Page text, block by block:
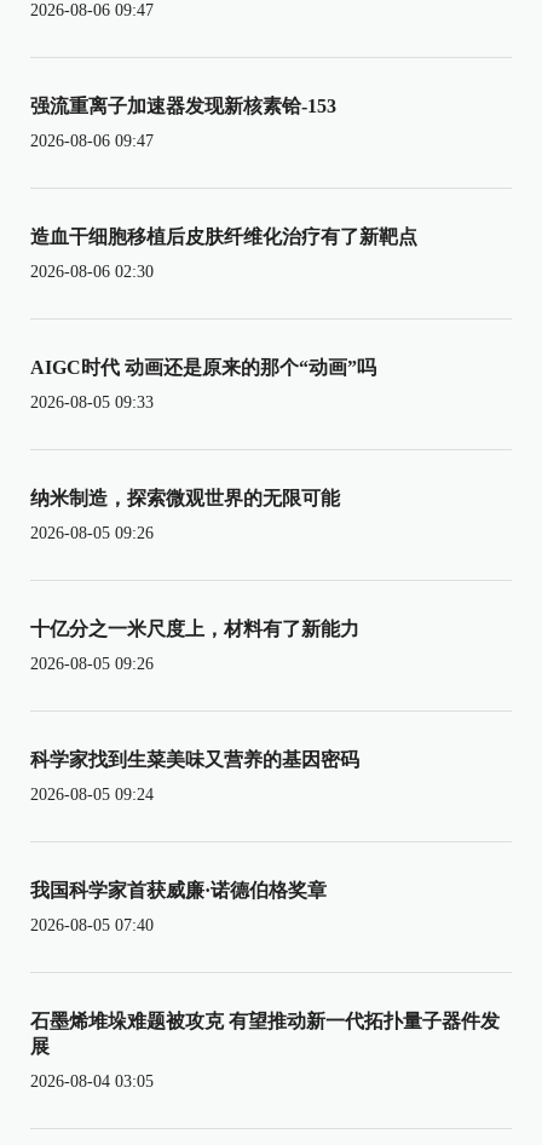
2026-08-06 09:47
强流重离子加速器发现新核素铪-153
2026-08-06 09:47
造血干细胞移植后皮肤纤维化治疗有了新靶点
2026-08-06 02:30
AIGC时代 动画还是原来的那个“动画”吗
2026-08-05 09:33
纳米制造，探索微观世界的无限可能
2026-08-05 09:26
十亿分之一米尺度上，材料有了新能力
2026-08-05 09:26
科学家找到生菜美味又营养的基因密码
2026-08-05 09:24
我国科学家首获威廉·诺德伯格奖章
2026-08-05 07:40
石墨烯堆垛难题被攻克 有望推动新一代拓扑量子器件发
展
2026-08-04 03:05